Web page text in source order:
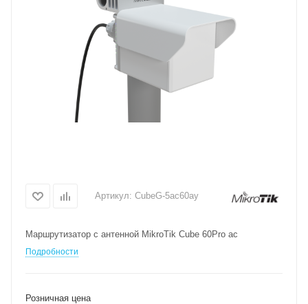
Артикул: CubeG-5ac60ay
Маршрутизатор с антенной MikroTik Cube 60Pro ac
Подробности
Розничная цена